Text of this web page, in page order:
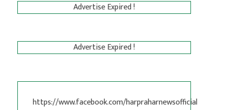
Advertise Expired !
Advertise Expired !
https://www.facebook.com/harpraharnewsofficial